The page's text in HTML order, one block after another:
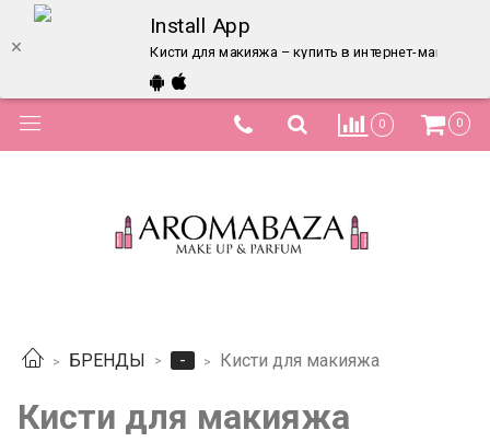
Install App
Кисти для макияжа – купить в интернет-магазине
0 0
БРЕНДЫ - Кисти для макияжа
Кисти для макияжа